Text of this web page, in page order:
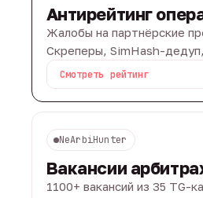
Антирейтинг
Жалобы на партнёрские
Скреперы, SimHash-
Смотреть рейтинг
NeArbiHunter
Вакансии
1100+ вакансий из 35 TG-